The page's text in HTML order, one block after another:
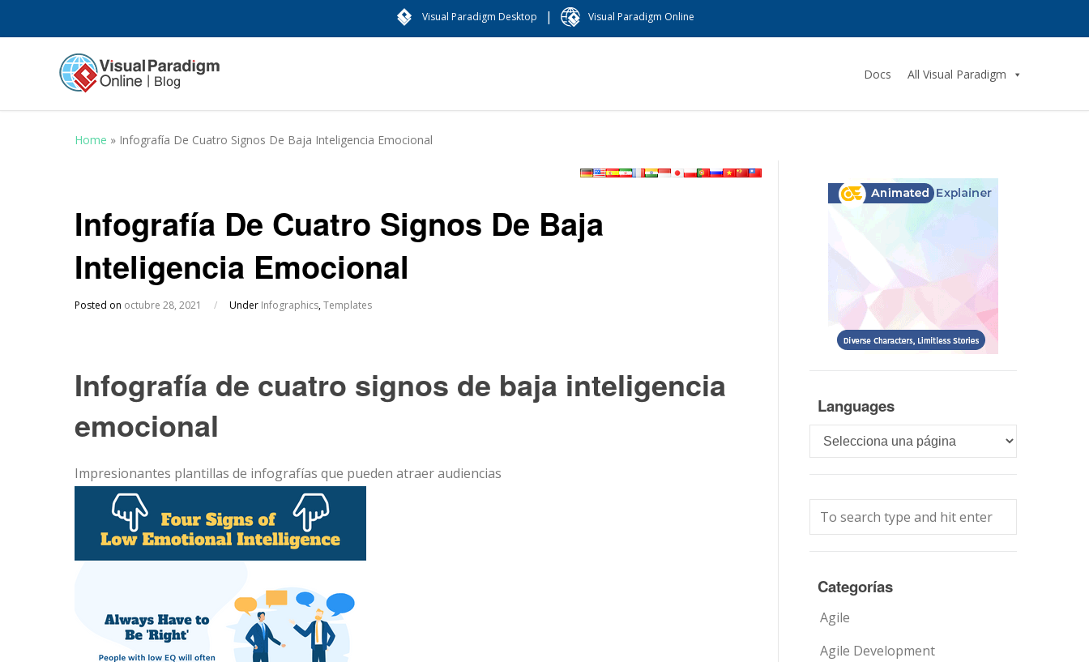
Visual Paradigm Desktop | Visual Paradigm Online
Docs All Visual Paradigm
Home » Infografía De Cuatro Signos De Baja Inteligencia Emocional
Infografía De Cuatro Signos De Baja
Inteligencia Emocional
Posted on octubre 28, 2021 / Under Infographics,Templates
Infografía de cuatro signos de baja inteligencia
emocional
Impresionantes plantillas de infografías que pueden atraer audiencias
Languages
Languages
Categorías
Agile
Agile Development